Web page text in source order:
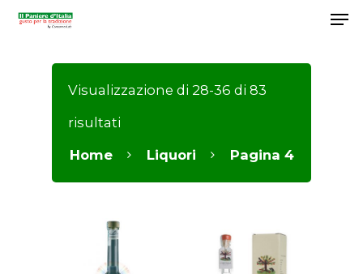
Visualizzazione di 28-36 di 83
risultati
Home
Liquori Pagina 4